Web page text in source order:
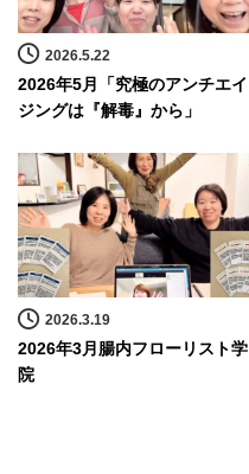
2026.5.22
2026年5月「究極のアンチエイ
ジングは『解毒』から」
2026.3.19
2026年3月腸内フローリスト学
院